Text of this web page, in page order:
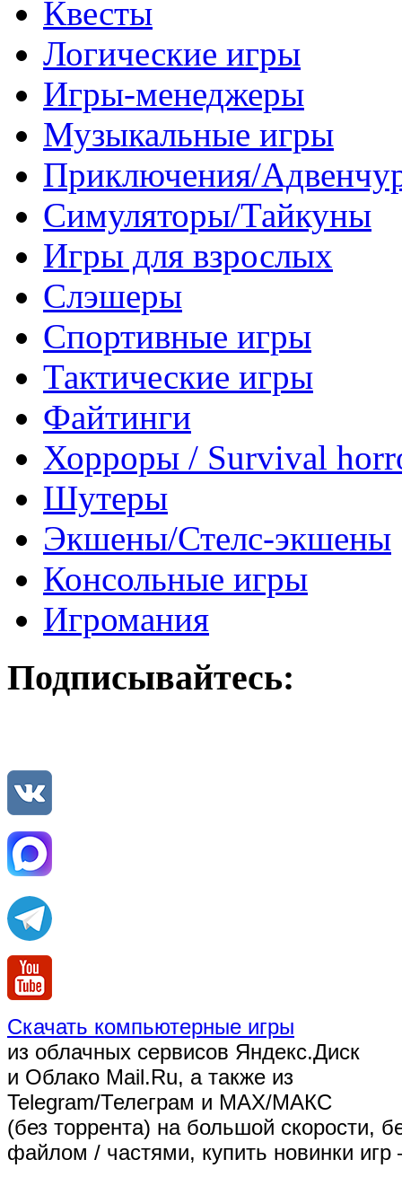
Квесты
Логические игры
Игры-менеджеры
Музыкальные игры
Приключения/
Симуляторы/Тайкуны
Игры для взрослых
Слэшеры
Спортивные игры
Тактические игры
Файтинги
Хорроры / Survival
Шутеры
Экшены/Стелс-экшены
Консольные игры
Игромания
Подписывайтесь:
Скачать компьютерные игры
из облачных сервисов Яндекс.Диск
и Облако Mail.Ru, а также из
Telegram/Телеграм и MAX/МАКС
(без торрента) на большой скорости,
файлом / частями, купить новинки